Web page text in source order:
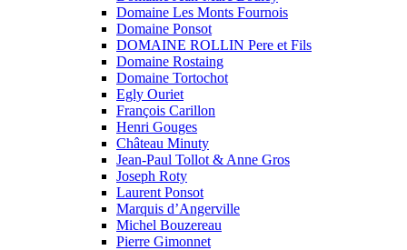
Domaine Les Monts Fournois
Domaine Ponsot
DOMAINE ROLLIN Pere et Fils
Domaine Rostaing
Domaine Tortochot
Egly Ouriet
François Carillon
Henri Gouges
Château Minuty
Jean-Paul Tollot & Anne Gros
Joseph Roty
Laurent Ponsot
Marquis d’Angerville
Michel Bouzereau
Pierre Gimonnet